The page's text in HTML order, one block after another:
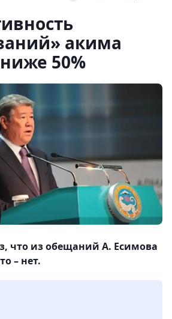
акима
50%
что из обещаний А. Есимова
– нет.